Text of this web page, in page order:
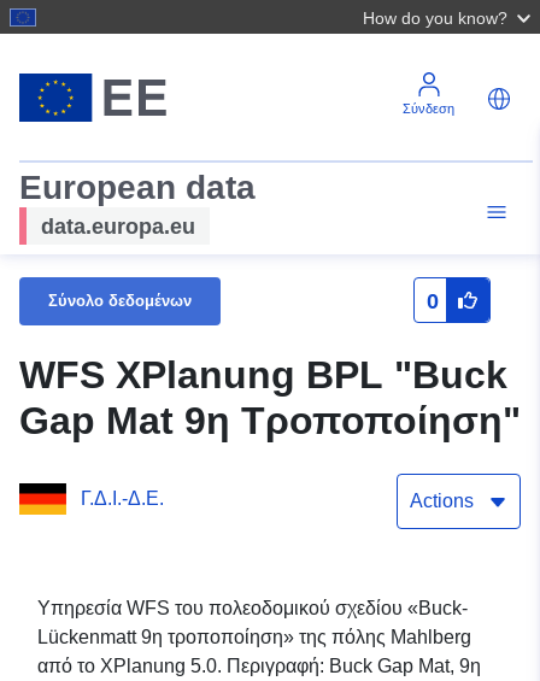
How do you know?
Σύνδεση
European data
data.europa.eu
Σύνολο δεδομένων 0
WFS XPlanung BPL "Buck
Gap Mat 9η Τροποποίηση"
Γ.Δ.Ι.-Δ.Ε. Actions
Υπηρεσία WFS του πολεοδομικού σχεδίου «Buck-
Lückenmatt 9η τροποποίηση» της πόλης Mahlberg
από το XPlanung 5.0. Περιγραφή: Buck Gap Mat, 9η